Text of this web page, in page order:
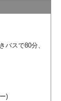
バスで80分、
)